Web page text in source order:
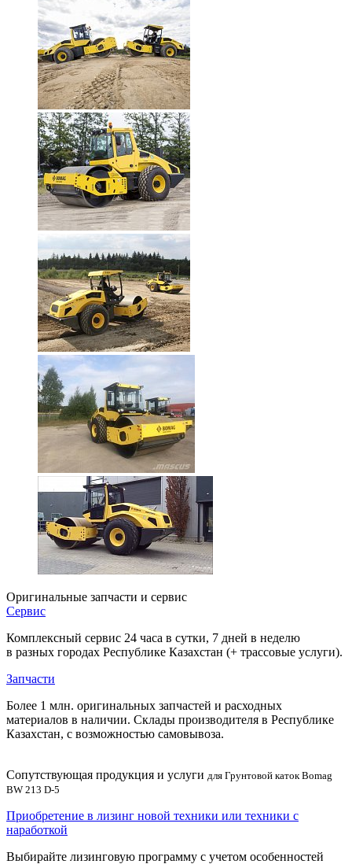
Оригинальные запчасти и сервис
Сервис
Комплексный сервис 24 часа в сутки, 7 дней в неделю
в разных городах Республике Казахстан (+ трассовые услуги).
Запчасти
Более 1 млн. оригинальных запчастей и расходных
материалов в наличии. Склады производителя в Республике
Казахстан, с возможностью самовывоза.
Сопутствующая продукция и услуги для Грунтовой каток Bomag
BW 213 D-5
Приобретение в лизинг новой техники или техники с
наработкой
Выбирайте лизинговую программу с учетом особенностей